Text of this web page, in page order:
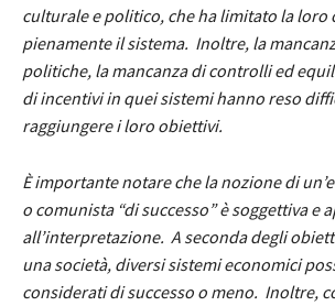
culturale e politico, che ha limitato la loro
pienamente il sistema. Inoltre, la
politiche, la mancanza di controlli ed
di incentivi in ​​quei sistemi hanno reso
raggiungere i loro obiettivi.
È importante notare che la nozione di
o comunista “di successo” è soggettiva e
all’interpretazione. A seconda degli
una società, diversi sistemi economici
considerati di successo o meno. Inoltre,